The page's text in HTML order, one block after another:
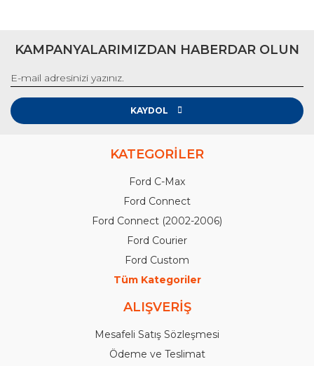
KAMPANYALARIMIZDAN HABERDAR OLUN
KAYDOL
KATEGORİLER
Ford C-Max
Ford Connect
Ford Connect (2002-2006)
Ford Courier
Ford Custom
Tüm Kategoriler
ALIŞVERİŞ
Mesafeli Satış Sözleşmesi
Ödeme ve Teslimat